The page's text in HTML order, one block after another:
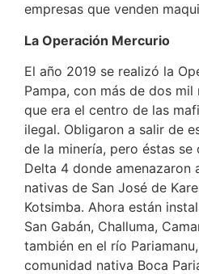
empresas que venden
La Operación Mercurio
El año 2019 se realizó la
Pampa, con más de dos
que era el centro de las
ilegal. Obligaron a salir de
de la minería, pero éstas se
Delta 4 donde amenazaron
nativas de San José de
Kotsimba. Ahora están
San Gabán, Challuma,
también en el río
comunidad nativa Boca